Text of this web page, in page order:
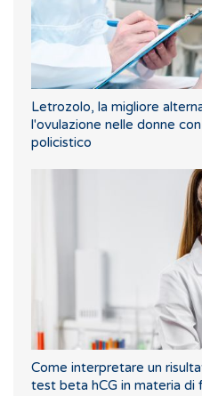
Letrozolo, la migliore
l'ovulazione nelle donne
policistico
Come interpretare un
test beta hCG in materia di